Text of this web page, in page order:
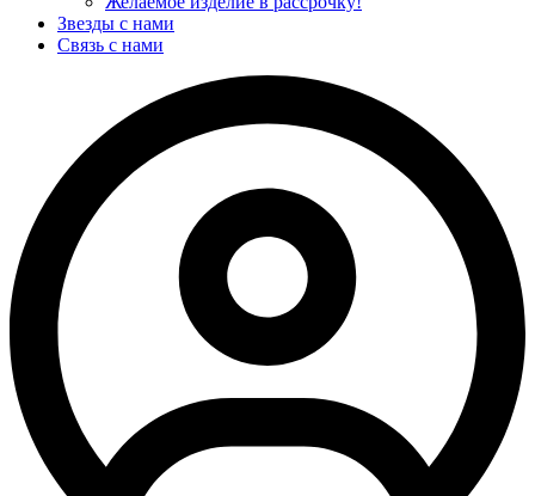
Звезды с нами
Связь с нами